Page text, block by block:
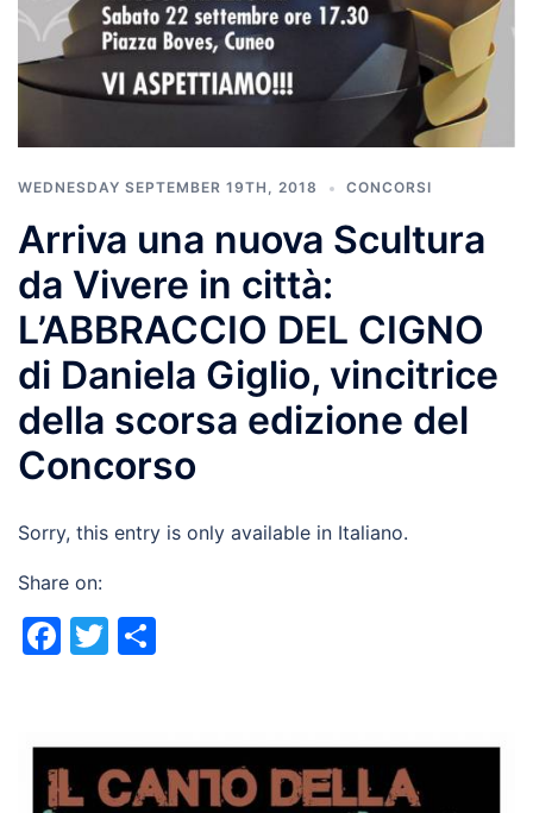
WEDNESDAY SEPTEMBER 19TH, 2018 CONCORSI
Arriva una nuova Scultura
da Vivere in città:
L’ABBRACCIO DEL CIGNO
di Daniela Giglio, vincitrice
della scorsa edizione del
Concorso
Sorry, this entry is only available in Italiano.
Share on:
Facebook
Twitter